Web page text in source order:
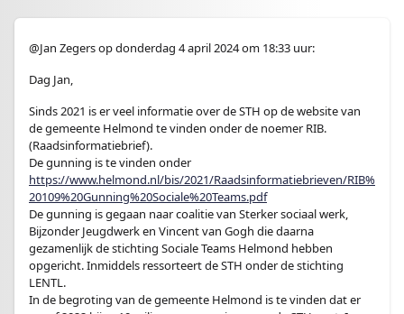
@Jan Zegers op donderdag 4 april 2024 om 18:33 uur:
Dag Jan,
Sinds 2021 is er veel informatie over de STH op de website van
de gemeente Helmond te vinden onder de noemer RIB.
(Raadsinformatiebrief).
De gunning is te vinden onder
https://www.helmond.nl/bis/2021/Raadsinformatiebrieven/RIB%
20109%20Gunning%20Sociale%20Teams.pdf
De gunning is gegaan naar coalitie van Sterker sociaal werk,
Bijzonder Jeugdwerk en Vincent van Gogh die daarna
gezamenlijk de stichting Sociale Teams Helmond hebben
opgericht. Inmiddels ressorteert de STH onder de stichting
LENTL.
In de begroting van de gemeente Helmond is te vinden dat er